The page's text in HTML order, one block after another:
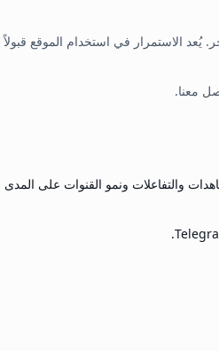
الاستمرار في استخدام الموقع قبولاً
معنا.
والتفاعلات ونمو القنوات على المدى